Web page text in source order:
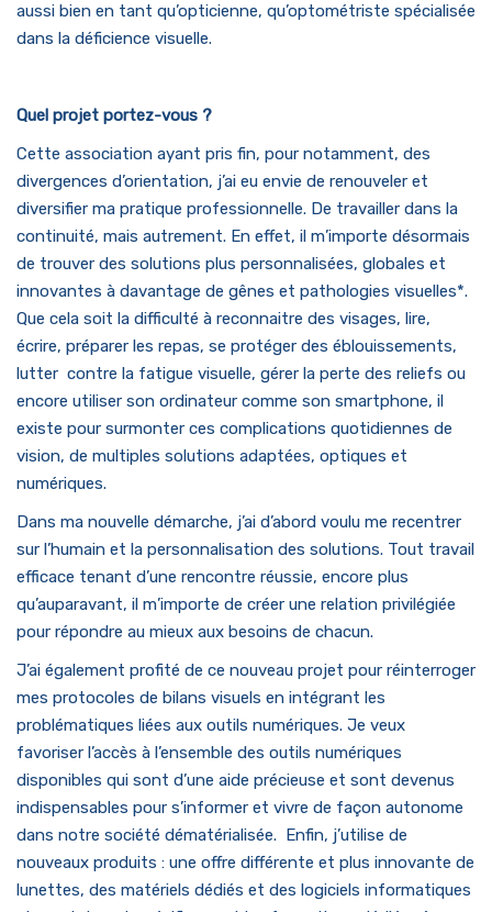
aussi bien en tant qu’opticienne, qu’optométriste spécialisée
dans la déficience visuelle.
Quel projet portez-vous ?
Cette association ayant pris fin, pour notamment, des
divergences d’orientation, j’ai eu envie de renouveler et
diversifier ma pratique professionnelle. De travailler dans la
continuité, mais autrement. En effet, il m’importe désormais
de trouver des solutions plus personnalisées, globales et
innovantes à davantage de gênes et pathologies visuelles*.
Que cela soit la difficulté à reconnaitre des visages, lire,
écrire, préparer les repas, se protéger des éblouissements,
lutter contre la fatigue visuelle, gérer la perte des reliefs ou
encore utiliser son ordinateur comme son smartphone, il
existe pour surmonter ces complications quotidiennes de
vision, de multiples solutions adaptées, optiques et
numériques.
Dans ma nouvelle démarche, j’ai d’abord voulu me recentrer
sur l’humain et la personnalisation des solutions. Tout travail
efficace tenant d’une rencontre réussie, encore plus
qu’auparavant, il m’importe de créer une relation privilégiée
pour répondre au mieux aux besoins de chacun.
J’ai également profité de ce nouveau projet pour réinterroger
mes protocoles de bilans visuels en intégrant les
problématiques liées aux outils numériques. Je veux
favoriser l’accès à l’ensemble des outils numériques
disponibles qui sont d’une aide précieuse et sont devenus
indispensables pour s’informer et vivre de façon autonome
dans notre société dématérialisée. Enfin, j’utilise de
nouveaux produits : une offre différente et plus innovante de
lunettes, des matériels dédiés et des logiciels informatiques